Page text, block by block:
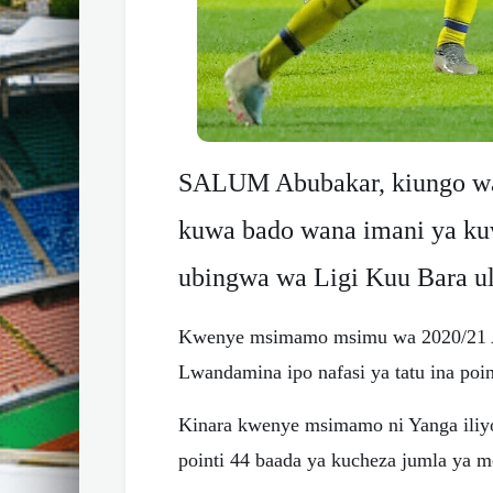
SALUM Abubakar, kiungo
kuwa bado wana imani ya
ubingwa wa Ligi Kuu Bara
Kwenye msimamo msimu wa 2020/
Lwandamina ipo nafasi ya tatu ina
Kinara kwenye msimamo ni Yanga
pointi 44 baada ya kucheza jumla ya